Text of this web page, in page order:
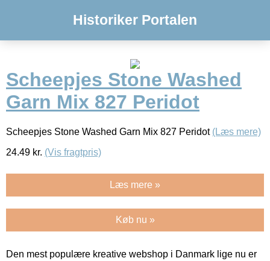
Historiker Portalen
Scheepjes Stone Washed
Garn Mix 827 Peridot
Scheepjes Stone Washed Garn Mix 827 Peridot (Læs mere)
24.49 kr. (Vis fragtpris)
Læs mere »
Køb nu »
Den mest populære kreative webshop i Danmark lige nu er